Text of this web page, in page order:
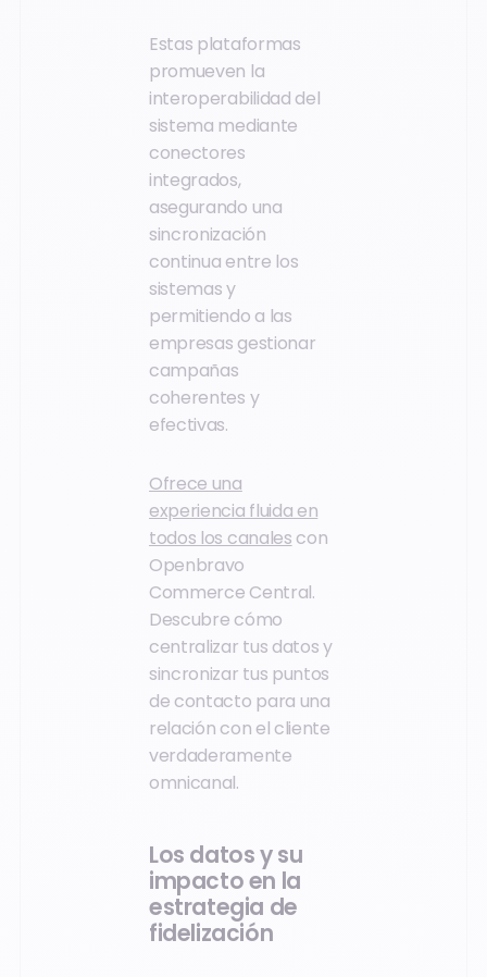
Estas plataformas
promueven la
interoperabilidad del
sistema mediante
conectores
integrados,
asegurando una
sincronización
continua entre los
sistemas y
permitiendo a las
empresas gestionar
campañas
coherentes y
efectivas.
Ofrece una
experiencia fluida en
todos los canales con
Openbravo
Commerce Central.
Descubre cómo
centralizar tus datos y
sincronizar tus puntos
de contacto para una
relación con el cliente
verdaderamente
omnicanal.
Los datos y su
impacto en la
estrategia de
fidelización